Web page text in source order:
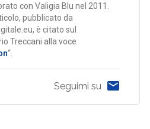
con Valigia Blu nel 2011.
pubblicato da
è citato sul
Treccani alla voce
“.
Seguimi su